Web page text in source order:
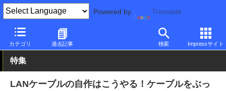
Powered by Translate
カテゴリ 過去記事 検索 Impressサイト
PC Watch 半導体/周辺機器
特集
LANケーブルの自作はこうやる！ケーブルをぶっ